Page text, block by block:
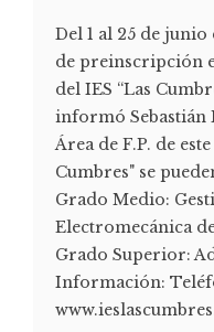
Del 1 al 25 de junio
de preinscripción
del IES “Las
informó Sebastián
Área de F.P. de
Cumbres" se
Grado Medio:
Electromecánica
Grado Superior:
Información: